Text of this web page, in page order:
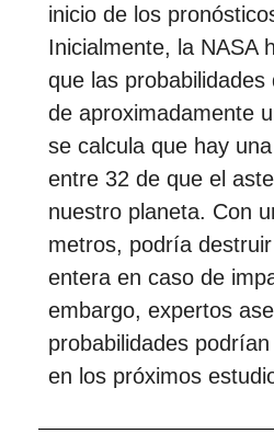
inicio de los
Inicialmente, la NASA
que las probabilidades
de aproximadamente
se calcula que hay
entre 32 de que el
nuestro planeta. Con
metros, podría
entera en caso de
embargo, expertos
probabilidades
en los próximos